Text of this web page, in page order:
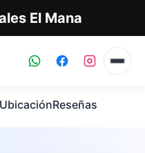
El Mana
UbicaciónReseñas